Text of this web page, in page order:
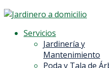
Servicios
Jardinería y
Mantenimiento
Poda y Tala de